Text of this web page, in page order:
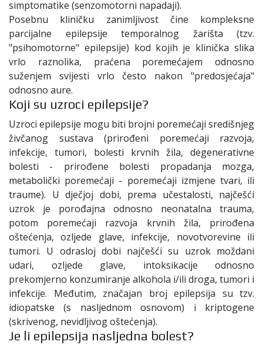
simptomatike (senzomotorni napadaji).
Posebnu kliničku zanimljivost čine kompleksne
parcijalne epilepsije temporalnog žarišta (tzv.
"psihomotorne" epilepsije) kod kojih je klinička slika
vrlo raznolika, praćena poremećajem odnosno
suženjem svijesti vrlo često nakon "predosjećaja"
odnosno aure.
Koji su uzroci epilepsije?
Uzroci epilepsije mogu biti brojni poremećaji središnjeg
živčanog sustava (prirođeni poremećaji razvoja,
infekcije, tumori, bolesti krvnih žila, degenerativne
bolesti - prirođene bolesti propadanja mozga,
metabolički poremećaji - poremećaji izmjene tvari, ili
traume). U dječjoj dobi, prema učestalosti, najčešći
uzrok je porođajna odnosno neonatalna trauma,
potom poremećaji razvoja krvnih žila, prirođena
oštećenja, ozljede glave, infekcije, novotvorevine ili
tumori. U odrasloj dobi najčešći su uzrok moždani
udari, ozljede glave, intoksikacije odnosno
prekomjerno konzumiranje alkohola i/ili droga, tumori i
infekcije. Međutim, značajan broj epilepsija su tzv.
idiopatske (s nasljednom osnovom) i kriptogene
(skrivenog, nevidljivog oštećenja).
Je li epilepsija nasljedna bolest?